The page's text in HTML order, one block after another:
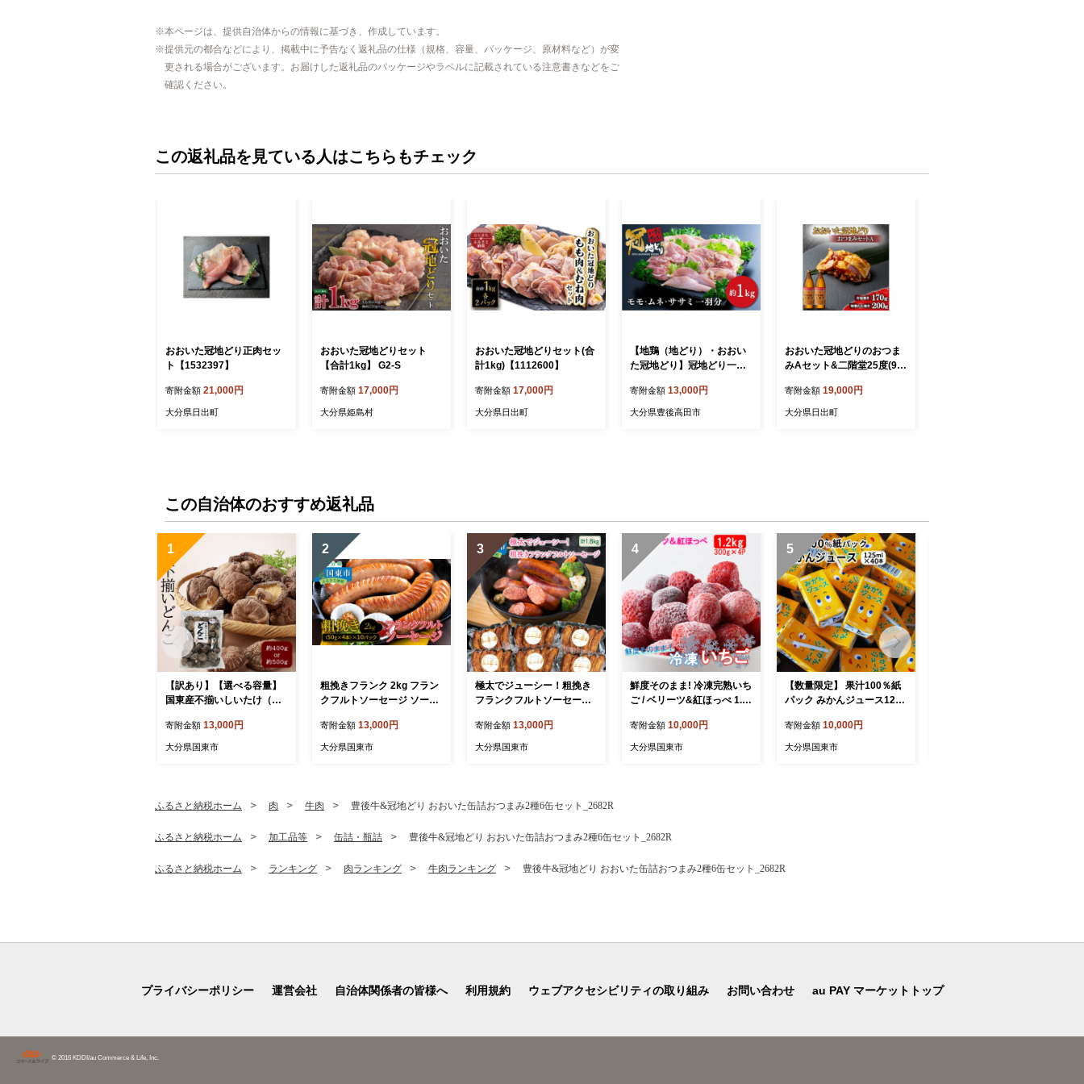
本ページは、提供自治体からの情報に基づき、作成しています。
提供元の都合などにより、掲載中に予告なく返礼品の仕様（規格、容量、パッケージ、原材料など）が変
更される場合がございます。お届けした返礼品のパッケージやラベルに記載されている注意書きなどをご
確認ください。
この返礼品を見ている人はこちらもチェック
おおいた冠地どり正肉セッ
ト【1532397】
寄附金額 21,000円
大分県日出町
おおいた冠地どりセット
【合計1kg】 G2-S
寄附金額 17,000円
大分県姫島村
おおいた冠地どりセット(合
計1kg)【1112600】
寄附金額 17,000円
大分県日出町
【地鶏（地どり）・おおい
た冠地どり】冠地どり一羽
地鶏ささみ肉（1kg前後） |
冠地どり 冠地鶏 かんむりじ
寄附金額 13,000円
大分県豊後高田市
おおいた冠地どりのおつま
みAセット&二階堂25度(90
014481】
寄附金額 19,000円
大分県日出町
この自治体のおすすめ返礼品
1
【訳あり】【選べる容量】
国東産不揃いしいたけ（ど
寄附金額 13,000円
大分県国東市
2
粗挽きフランク 2kg フラン
クフルトソーセージ ソーセ
産豚 豚肉 鶏肉 旨味 おかず
おつまみ バーベキュー アウ
寄附金額 13,000円
大分県国東市
3
極太でジューシー！粗挽き
フランクフルトソーセージ
寄附金額 13,000円
大分県国東市
4
鮮度そのまま! 冷凍完熟いち
ご / ベリーツ&紅ほっぺ 1.2
寄附金額 10,000円
大分県国東市
5
【数量限定】 果汁100％紙
パック みかんジュース125
_1521R
寄附金額 10,000円
大分県国東市
ふるさと納税ホーム 肉 牛肉 豊後牛&冠地どり おおいた缶詰おつまみ2種6缶セット_2682R
ふるさと納税ホーム 加工品等 缶詰・瓶詰 豊後牛&冠地どり おおいた缶詰おつまみ2種6缶セット_2682R
ふるさと納税ホーム ランキング 肉ランキング 牛肉ランキング 豊後牛&冠地どり おおいた缶詰おつまみ2種6缶セット_2682R
プライバシーポリシー 運営会社 自治体関係者の皆様へ 利用規約 ウェブアクセシビリティの取り組み お問い合わせ au PAY マーケットトップ
© 2016 KDDI/au Commerce & Life, Inc.